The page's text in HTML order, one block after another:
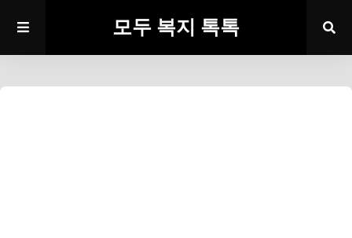
모두 복지 톡톡